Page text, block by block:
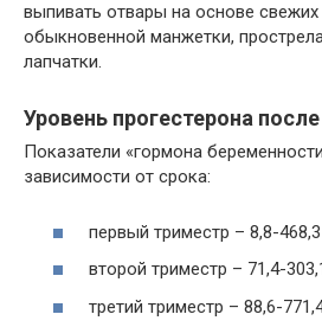
выпивать отвары на основе
обыкновенной манжетки,
лапчатки.
Уровень прогестерона
Показатели «гормона
зависимости от срока:
первый триместр – 8,8-
второй триместр – 71,4-
третий триместр – 88,6-